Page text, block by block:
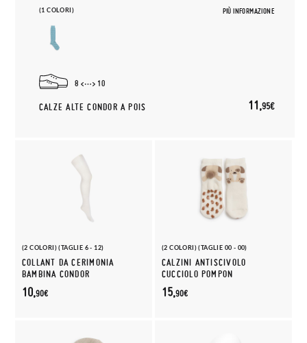
(1 COLORI) PIÙ INFORMAZIONE
8 10
CALZE ALTE CONDOR A POIS 11,95€
(2 COLORI) (TAGLIE 6 - 12)
COLLANT DA CERIMONIA
BAMBINA CONDOR
10,90€
(2 COLORI) (TAGLIE 00 - 00)
CALZINI ANTISCIVOLO
CUCCIOLO POMPON
15,90€